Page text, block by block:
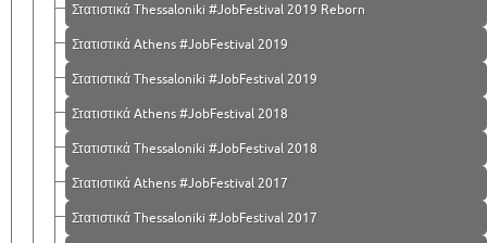
Στατιστικά Thessaloniki #JobFestival 2019 Reborn
Στατιστικά Athens #JobFestival 2019
Στατιστικά Thessaloniki #JobFestival 2019
Στατιστικά Athens #JobFestival 2018
Στατιστικά Thessaloniki #JobFestival 2018
Στατιστικά Athens #JobFestival 2017
Στατιστικά Thessaloniki #JobFestival 2017